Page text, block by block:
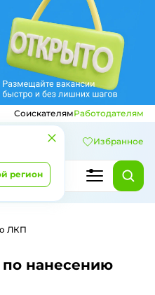
регион
СоискателямРаботодателям
Избранное
ЛКП
нанесению